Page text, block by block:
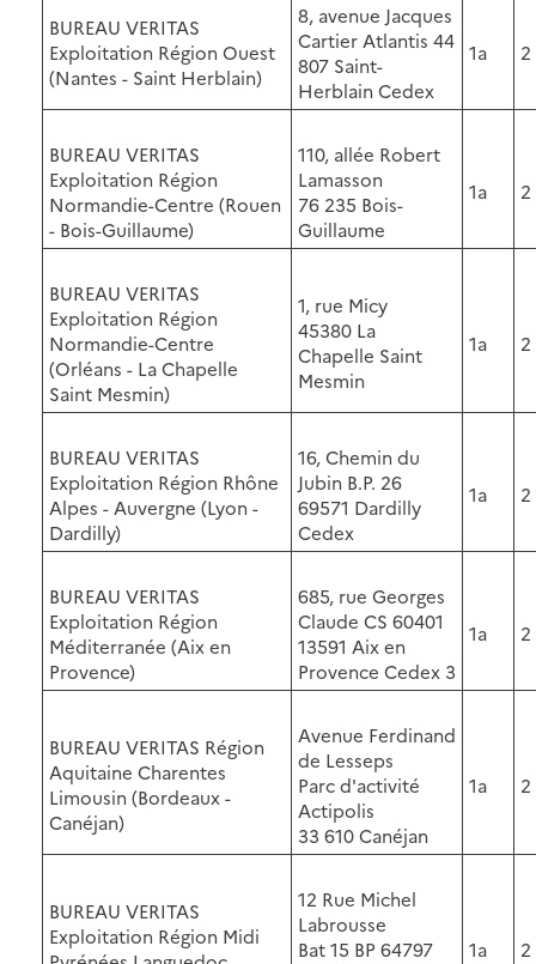
BUREAU VERITAS
Exploitation Région Ouest
(Nantes - Saint Herblain)
8, avenue Jacques
Cartier Atlantis 44
807 Saint-
Herblain Cedex
1a 2
BUREAU VERITAS
Exploitation Région
Normandie-Centre (Rouen
- Bois-Guillaume)
110, allée Robert
Lamasson
76 235 Bois-
Guillaume
1a 2
BUREAU VERITAS
Exploitation Région
Normandie-Centre
(Orléans - La Chapelle
Saint Mesmin)
1, rue Micy
45380 La
Chapelle Saint
Mesmin
1a 2
BUREAU VERITAS
Exploitation Région Rhône
Alpes - Auvergne (Lyon -
Dardilly)
16, Chemin du
Jubin B.P. 26
69571 Dardilly
Cedex
1a 2
BUREAU VERITAS
Exploitation Région
Méditerranée (Aix en
Provence)
685, rue Georges
Claude CS 60401
13591 Aix en
Provence Cedex 3
1a 2
BUREAU VERITAS Région
Aquitaine Charentes
Limousin (Bordeaux -
Canéjan)
Avenue Ferdinand
de Lesseps
Parc d'activité
Actipolis
33 610 Canéjan
1a 2
BUREAU VERITAS
Exploitation Région Midi
12 Rue Michel
Labrousse
Bat 15 BP 64797
1a 2